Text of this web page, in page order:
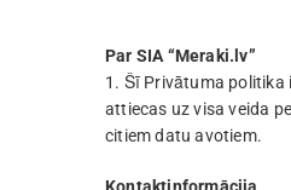
Par SIA “Meraki.lv”
1. Šī Privātuma politika
attiecas uz visa veida
citiem datu avotiem.